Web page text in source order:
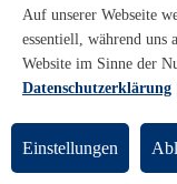
Auf unserer Webseite
essentiell, während uns
Website im Sinne der
Datenschutzerklärung
Einstellungen